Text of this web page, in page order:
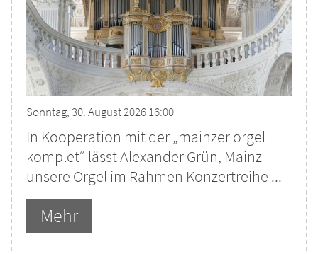
Sonntag, 30. August 2026 16:00
In Kooperation mit der „mainzer orgel
komplet“ lässt Alexander Grün, Mainz
unsere Orgel im Rahmen Konzertreihe ...
Mehr